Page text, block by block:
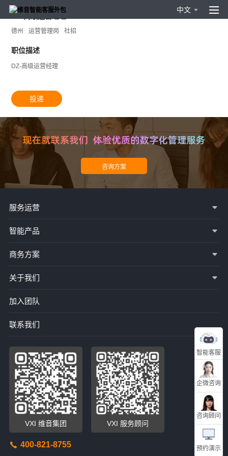
中文
德州 运营管理岗 社招
职位描述
DZ-高级运营经理
投递
智能客服
企微咨询
咨询顾问
预约演示
服务运营
智能产品
商务方案
关于我们
加入团队
联系我们
VXI 维音集团 VXI 服务顾问
400-821-8755